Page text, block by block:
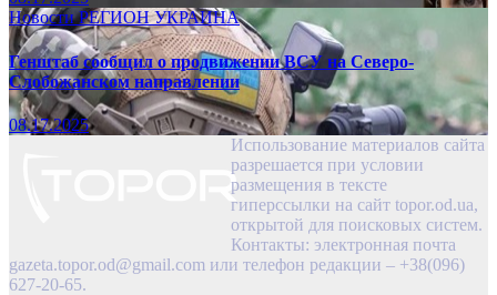
НовостиРЕГИОНУКРАИНА
Генштаб сообщил о продвижении ВСУ на Северо-
Слобожанском направлении
08.17.2025
Использование материалов сайта
разрешается при условии
размещения в тексте
гиперссылки на сайт topor.od.ua,
открытой для поисковых систем.
Контакты: электронная почта
gazeta.topor.od@gmail.com или телефон редакции – +38(096)
627-20-65.